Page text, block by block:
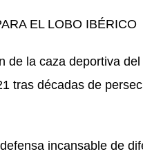
EL LOBO IBÉRICO
de la caza deportiva
tras décadas de
incansable de